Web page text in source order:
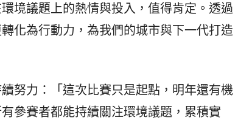
境議題上的熱情與投入，值得肯定。透過
化為行動力，為我們的城市與下一代打造
努力：「這次比賽只是起點，明年還有機
參賽者都能持續關注環境議題，累積實